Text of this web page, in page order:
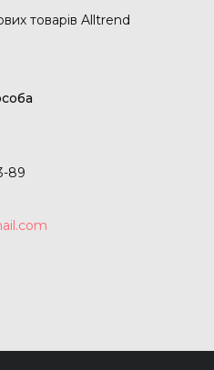
товарів Alltrend
89